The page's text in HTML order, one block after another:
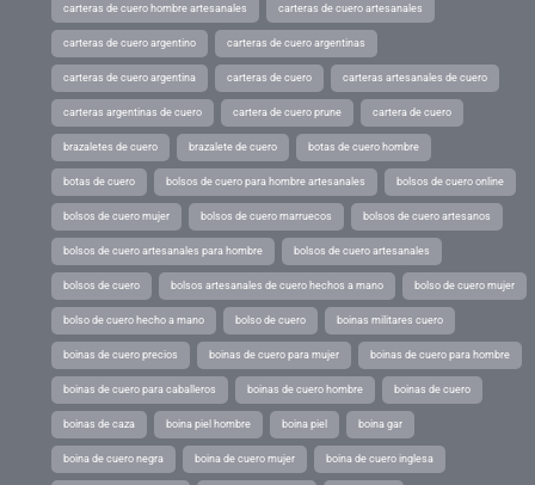
carteras de cuero hombre artesanales carteras de cuero artesanales
carteras de cuero argentino carteras de cuero argentinas
carteras de cuero argentina carteras de cuero carteras artesanales de cuero
carteras argentinas de cuero cartera de cuero prune cartera de cuero
brazaletes de cuero brazalete de cuero botas de cuero hombre
botas de cuero bolsos de cuero para hombre artesanales bolsos de cuero online
bolsos de cuero mujer bolsos de cuero marruecos bolsos de cuero artesanos
bolsos de cuero artesanales para hombre bolsos de cuero artesanales
bolsos de cuero bolsos artesanales de cuero hechos a mano bolso de cuero mujer
bolso de cuero hecho a mano bolso de cuero boinas militares cuero
boinas de cuero precios boinas de cuero para mujer boinas de cuero para hombre
boinas de cuero para caballeros boinas de cuero hombre boinas de cuero
boinas de caza boina piel hombre boina piel boina gar
boina de cuero negra boina de cuero mujer boina de cuero inglesa